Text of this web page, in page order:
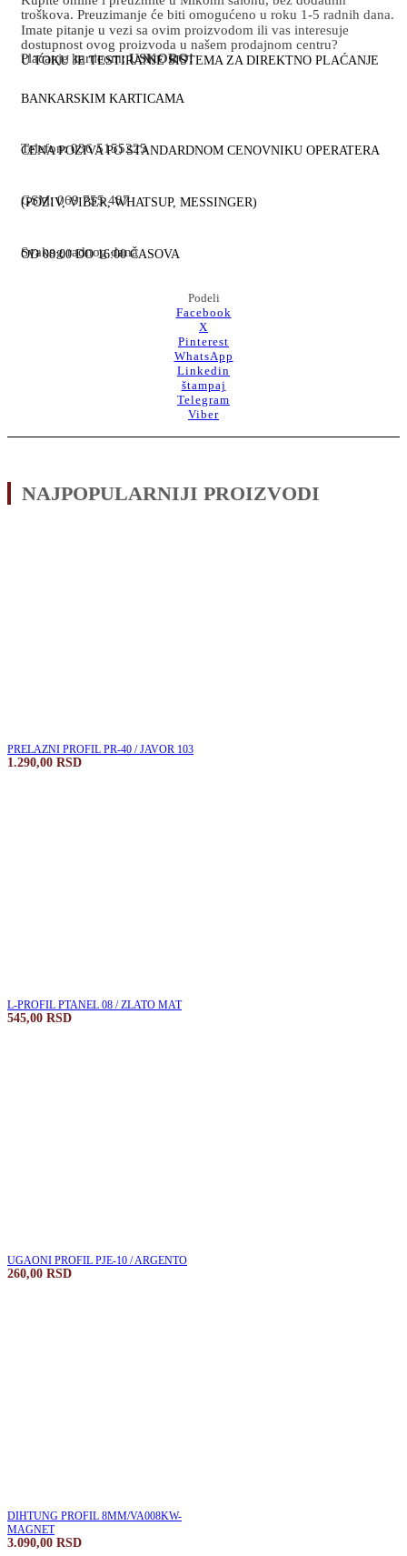
troškova. Preuzimanje će biti omogućeno u roku 1-5 radnih dana.
Imate pitanje u vezi sa ovim proizvodom ili vas interesuje
dostupnost ovog proizvoda u našem prodajnom centru?
Plaćanje karticom:USKORO!
U TOKU JE TESTIRANJE SISTEMA ZA DIREKTNO PLAĆANJE
BANKARSKIM KARTICAMA
Telefon: 036 5155225
CENA POZIVA PO STANDARDNOM CENOVNIKU OPERATERA
GSM: 069 755 487
(POZIV, VIBER, WHATSUP, MESSINGER)
Svakog radnog dana
OD 08:00 DO 16:00 ČASOVA
Podeli
Facebook
X
Pinterest
WhatsApp
Linkedin
štampaj
Telegram
Viber
NAJPOPULARNIJI PROIZVODI
PRELAZNI PROFIL PR-40 / JAVOR 103
1.290,00 RSD
L-PROFIL PTANEL 08 / ZLATO MAT
545,00 RSD
UGAONI PROFIL PJE-10 / ARGENTO
260,00 RSD
DIHTUNG PROFIL 8MM/VA008KW-
MAGNET
3.090,00 RSD